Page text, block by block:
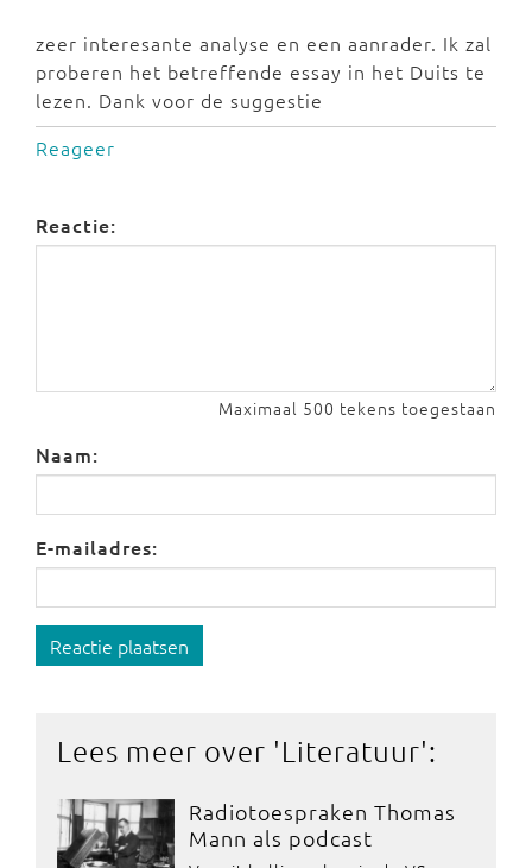
zeer interesante analyse en een aanrader. Ik zal
proberen het betreffende essay in het Duits te
lezen. Dank voor de suggestie
Reageer
Reactie:
Maximaal 500 tekens toegestaan
Naam:
E-mailadres:
Reactie plaatsen
Lees meer over 'Literatuur':
Radiotoespraken Thomas
Mann als podcast